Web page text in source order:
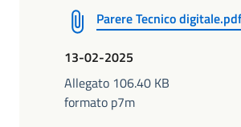
Parere Tecnico
13-02-2025
Allegato 106.40 KB
formato p7m